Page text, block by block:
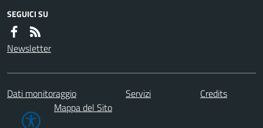
SEGUICI SU
Newsletter
Dati monitoraggio Servizi
Credits
Mappa del Sito